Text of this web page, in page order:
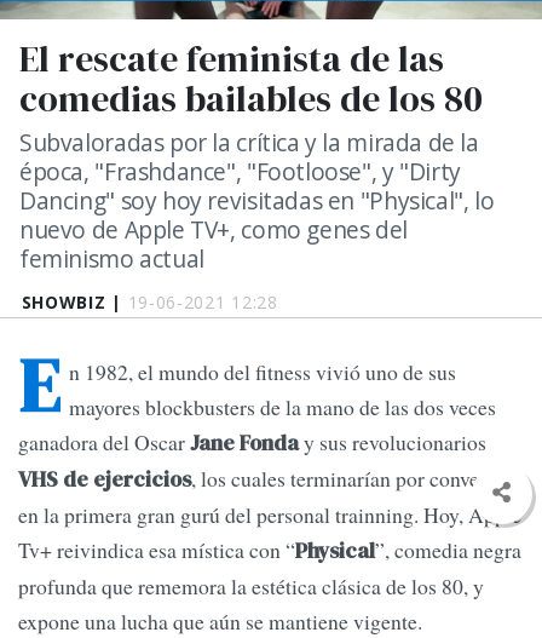
SHOWBIZ | 19-06-2021 12:28
El rescate feminista de las
comedias bailables de los 80
Subvaloradas por la crítica y la mirada de la
época, "Frashdance", "Footloose", y "Dirty
Dancing" soy hoy revisitadas en "Physical", lo
nuevo de Apple TV+, como genes del
feminismo actual
E n 1982, el mundo del fitness vivió uno de sus
mayores blockbusters de la mano de las dos veces
ganadora del OscarJane Fonday sus revolucionarios
VHS de ejercicios, los cuales terminarían por convertirla
en la primera gran gurú del personal trainning. Hoy, Apple
Tv+ reivindica esa mística con “Physical”, comedia negra
profunda que rememora la estética clásica de los 80, y
expone una lucha que aún se mantiene vigente.